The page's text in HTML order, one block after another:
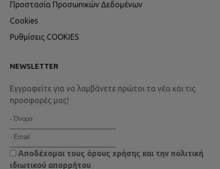
Προστασία Προσωπικών Δεδομένων
Cookies
Ρυθμίσεις COOKIES
NEWSLETTER
Εγγραφείτε για να λαμβάνετε πρώτοι τα νέα και τις
προσφορές μας!
Αποδέχομαι τους όρους χρήσης και την πολιτική
ιδιωτικού απορρήτου